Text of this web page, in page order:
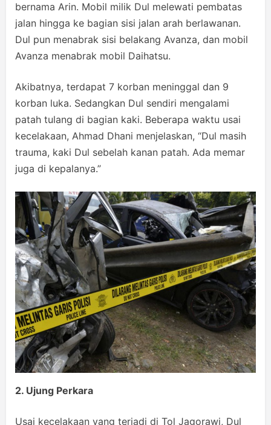
bernama Arin. Mobil milik Dul melewati pembatas
jalan hingga ke bagian sisi jalan arah berlawanan.
Dul pun menabrak sisi belakang Avanza, dan mobil
Avanza menabrak mobil Daihatsu.
Akibatnya, terdapat 7 korban meninggal dan 9
korban luka. Sedangkan Dul sendiri mengalami
patah tulang di bagian kaki. Beberapa waktu usai
kecelakaan, Ahmad Dhani menjelaskan, “Dul masih
trauma, kaki Dul sebelah kanan patah. Ada memar
juga di kepalanya.”
2. Ujung Perkara
Usai kecelakaan yang terjadi di Tol Jagorawi, Dul